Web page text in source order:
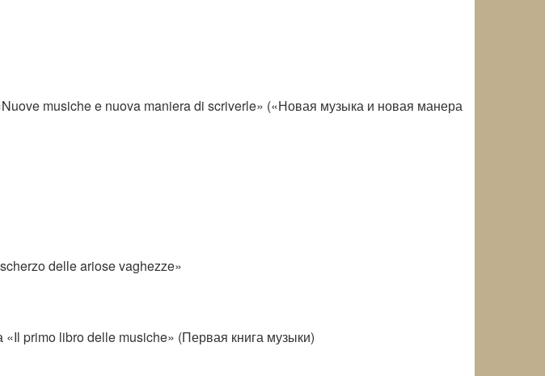
musiche e nuova maniera di scriverle» («Новая музыка и новая манера
delle ariose vaghezze»
primo libro delle musiche» (Первая книга музыки)